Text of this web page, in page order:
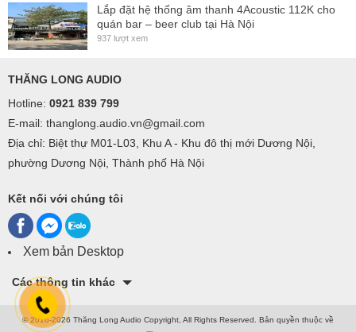
ensures quick installation on a flat, horizontal or vertical
surface. The i-6a adds an onboard 50 watt amplifier.
6.5 “polypropylene LF driver with rubber surround and
1“ (25 mm) voice coil
1“ , ferrofluid, neodymium, silk-dome tweeter
70º x 70º coverage
80 Hz – 20 kHz frequency response
Max long term output 104 dB SPL
High-density wood enclosure with durable textured
finish
Variable position yoke bracket mounting hardware
included
50 watt onboard amplifier (i-6a only)
Lắp đặt hệ thống âm thanh 4Acoustic 112K cho
quán bar – beer club tại Hà Nội
937 lượt xem
THĂNG LONG AUDIO
Hotline: 0921 839 799
E-mail: thanglong.audio.vn@gmail.com
Địa chỉ: Biệt thự M01-L03, Khu A - Khu đô thị mới Dương Nội,
phường Dương Nội, Thành phố Hà Nội
Kết nối với chúng tôi
Xem bản Desktop
Các thông tin khác
© 2016-2026 Thăng Long Audio Copyright, All Rights Reserved. Bản quyền thuộc về